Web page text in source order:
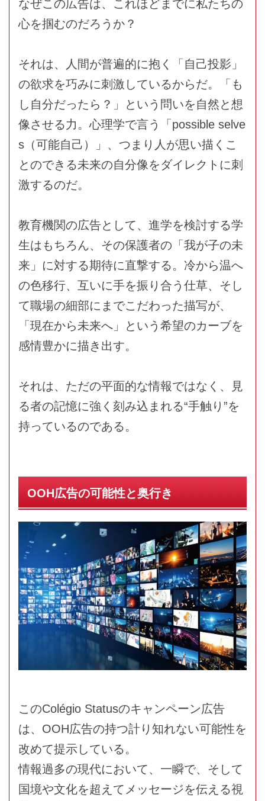
なぜこの広告は、これほどまでに私たちの
心を掴むのだろうか？
それは、人間が普遍的に抱く「自己投影」
の欲求を巧みに刺激しているからだ。「も
し自分だったら？」という問いを自然と想
像させる力。心理学で言う「possible selve
s（可能自己）」、つまり人が思い描くこ
とのできる未来の自分像をダイレクトに刺
激するのだ。
教育機関の広告として、進学を検討する学
生はもちろん、その保護者の「我が子の未
来」に対する期待に直撃する。冷から温へ
の色移行、互いに手を振り合う仕草、そし
て職場の細部にまでこだわった描写が、
「現在から未来へ」という希望のカーブを
感情豊かに描き出す。
それは、ただの平面的な情報ではなく、見
る者の記憶に強く刻み込まれる“手触り”を
持っているのである。
OOH広告の可能性と奥行き
このColégio Statusのキャンペーン広告
は、OOH広告の持つ計り知れない可能性を
改めて提示している。
情報過多の現代において、一瞬で、そして
国境や文化を超えてメッセージを伝える視